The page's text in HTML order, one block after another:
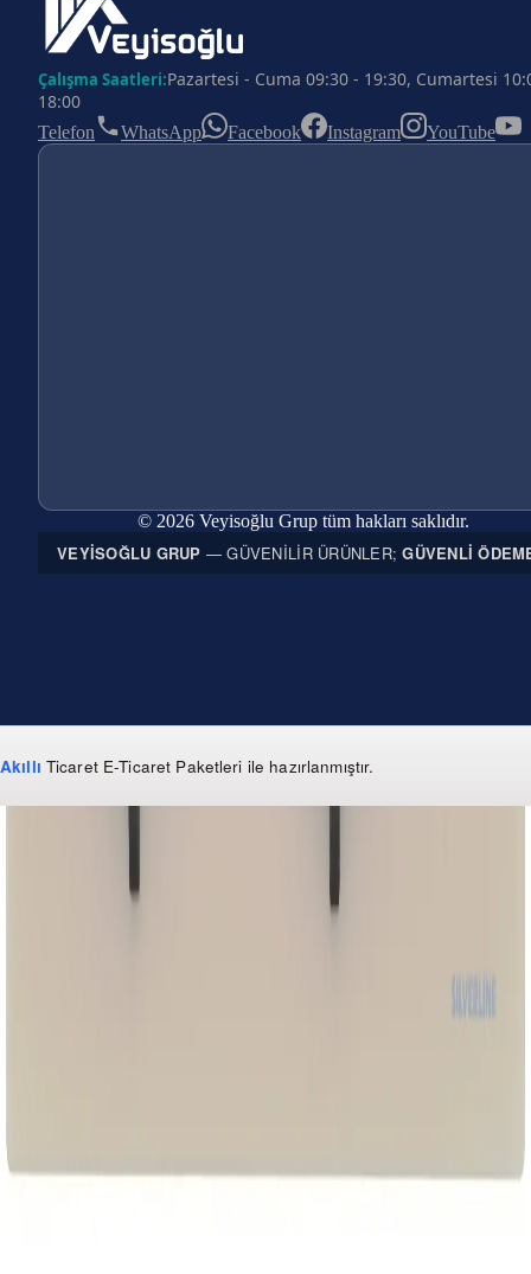
Çalışma Saatleri:Pazartesi - Cuma 09:30 - 19:30, Cumartesi
18:00
Telefon WhatsApp Facebook Instagram YouTube
© 2026 Veyisoğlu Grup tüm hakları saklıdır.
VEYISOĞLU GRUP — GÜVENILIR ÜRÜNLER;GÜVENLI
Akıllı Ticaret E-Ticaret Paketleri ile hazırlanmıştır.